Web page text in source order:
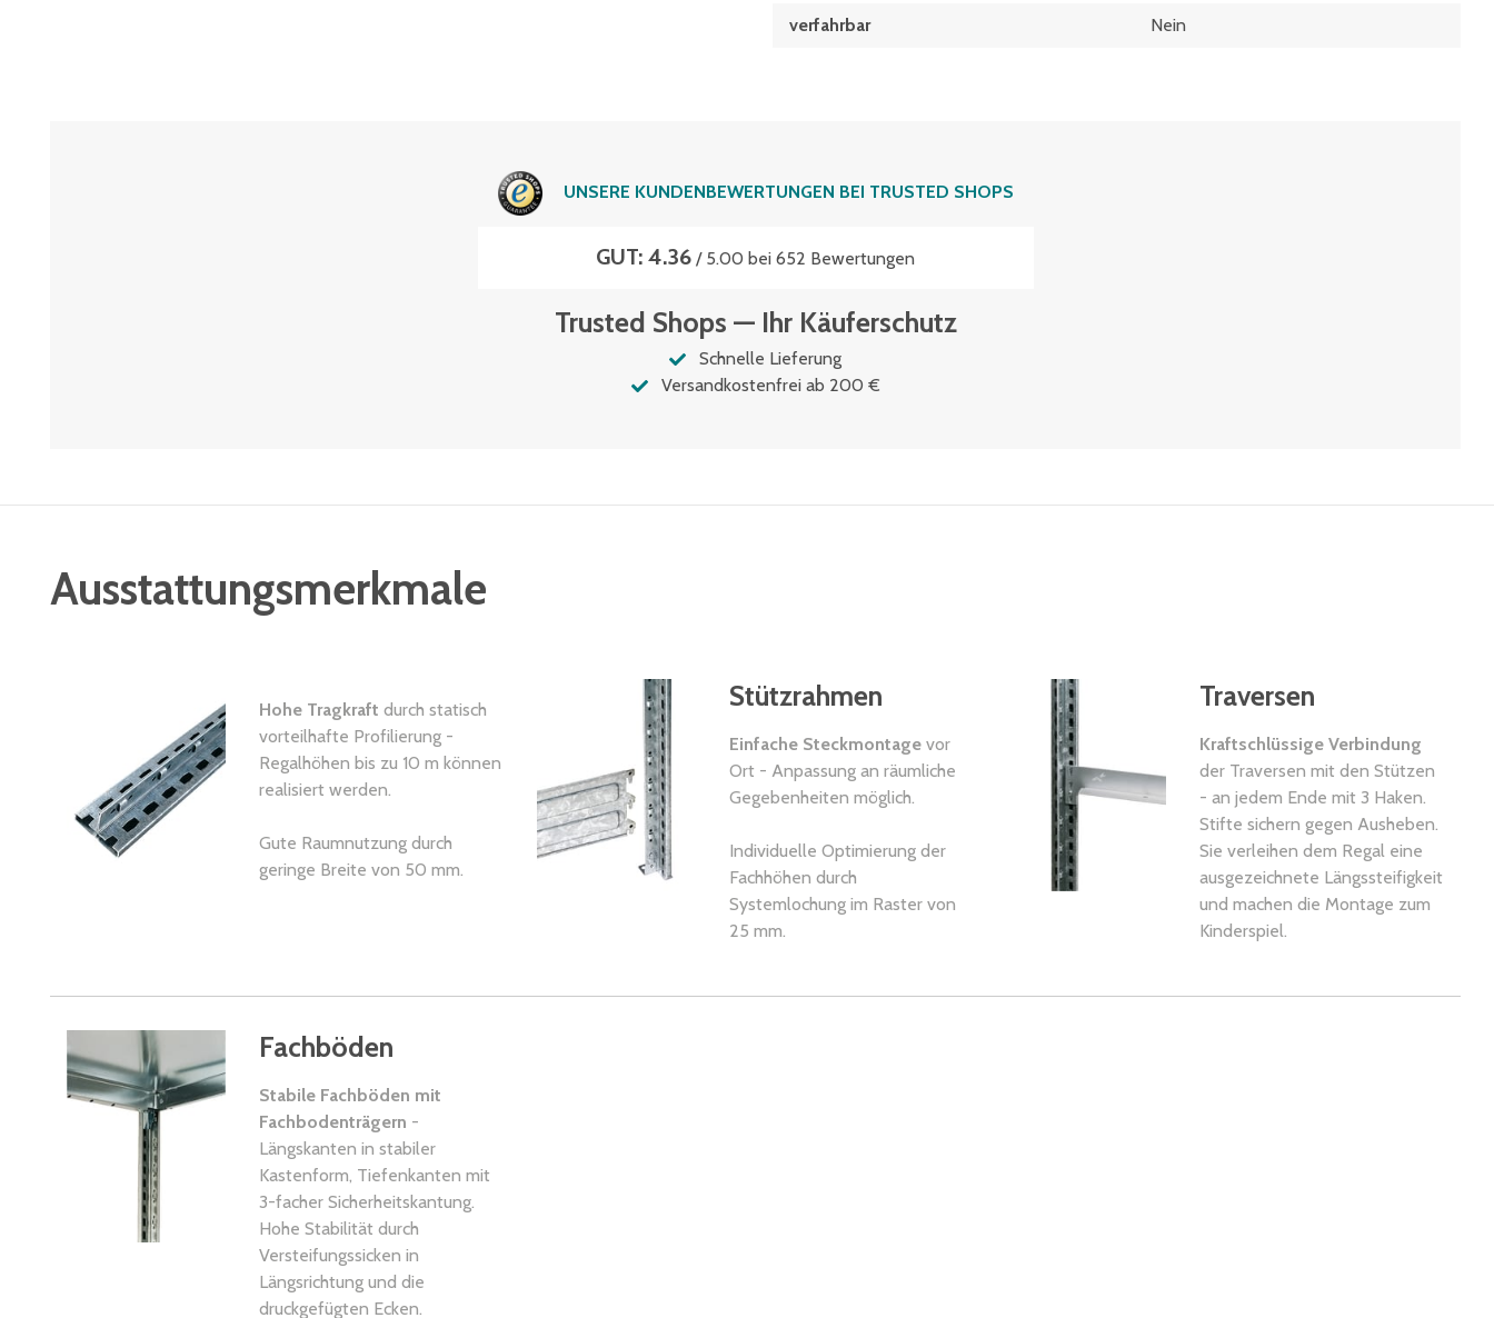
verfahrbar Nein
UNSERE KUNDENBEWERTUNGEN BEI TRUSTED SHOPS
GUT: 4.36 / 5.00 bei 652 Bewertungen
Trusted Shops — Ihr Käuferschutz
Schnelle Lieferung
Versandkostenfrei ab 200 €
Ausstattungsmerkmale
Hohe Tragkraft durch statisch
vorteilhafte Profilierung -
Regalhöhen bis zu 10 m können
realisiert werden.
Gute Raumnutzung durch
geringe Breite von 50 mm.
Stützrahmen
Einfache Steckmontagevor
Ort - Anpassung an räumliche
Gegebenheiten möglich.
Individuelle Optimierung der
Fachhöhen durch
Systemlochung im Raster von
25 mm.
Traversen
Kraftschlüssige Verbindung
der Traversen mit den Stützen
- an jedem Ende mit 3 Haken.
Stifte sichern gegen Ausheben.
Sie verleihen dem Regal eine
ausgezeichnete Längssteifigkeit
und machen die Montage zum
Kinderspiel.
Fachböden
Stabile Fachböden mit
Fachbodenträgern -
Längskanten in stabiler
Kastenform, Tiefenkanten mit
3-facher Sicherheitskantung.
Hohe Stabilität durch
Versteifungssicken in
Längsrichtung und die
druckgefügten Ecken.